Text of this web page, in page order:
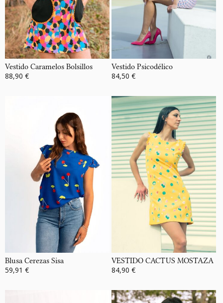
Vestido Caramelos Bolsillos
88,90 €
Vestido Psicodélico
84,50 €
Blusa Cerezas Sisa
59,91 €
VESTIDO CACTUS MOSTAZA
84,90 €